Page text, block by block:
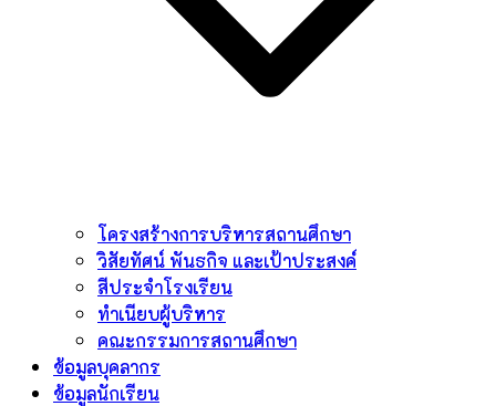
โครงสร้างการบริหารสถานศึกษา
วิสัยทัศน์ พันธกิจ และเป้าประสงค์
สีประจำโรงเรียน
ทำเนียบผู้บริหาร
คณะกรรมการสถานศึกษา
ข้อมูลบุคลากร
ข้อมูลนักเรียน